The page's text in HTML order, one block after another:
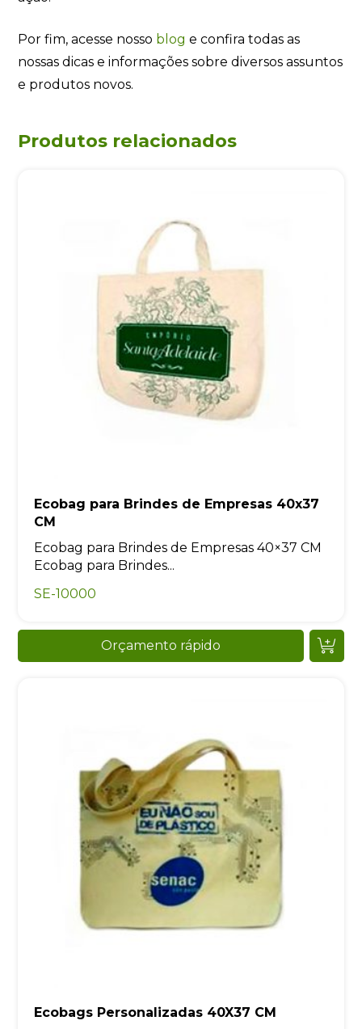
Por fim, acesse nosso blog e confira todas as
nossas dicas e informações sobre diversos assuntos
e produtos novos.
Produtos relacionados
Ecobag para Brindes de Empresas 40x37
CM
Ecobag para Brindes de Empresas 40×37 CM
Ecobag para Brindes...
SE-10000
Orçamento rápido
Ecobags Personalizadas 40X37 CM